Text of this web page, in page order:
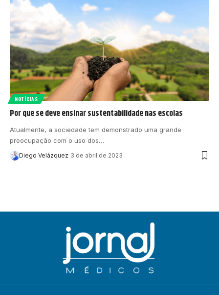
NOTÍCIAS
Por que se deve ensinar sustentabilidade nas escolas
Atualmente, a sociedade tem demonstrado uma grande
preocupação com o uso dos…
Diego Velázquez 3 de abril de 2023